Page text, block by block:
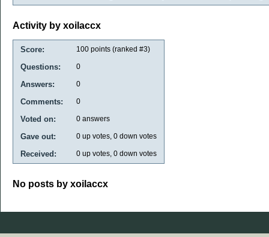
Activity by xoilaccx
Score: 100 points (ranked #3)
Questions: 0
Answers: 0
Comments: 0
Voted on: 0 answers
Gave out: 0 up votes, 0 down votes
Received: 0 up votes, 0 down votes
No posts by xoilaccx